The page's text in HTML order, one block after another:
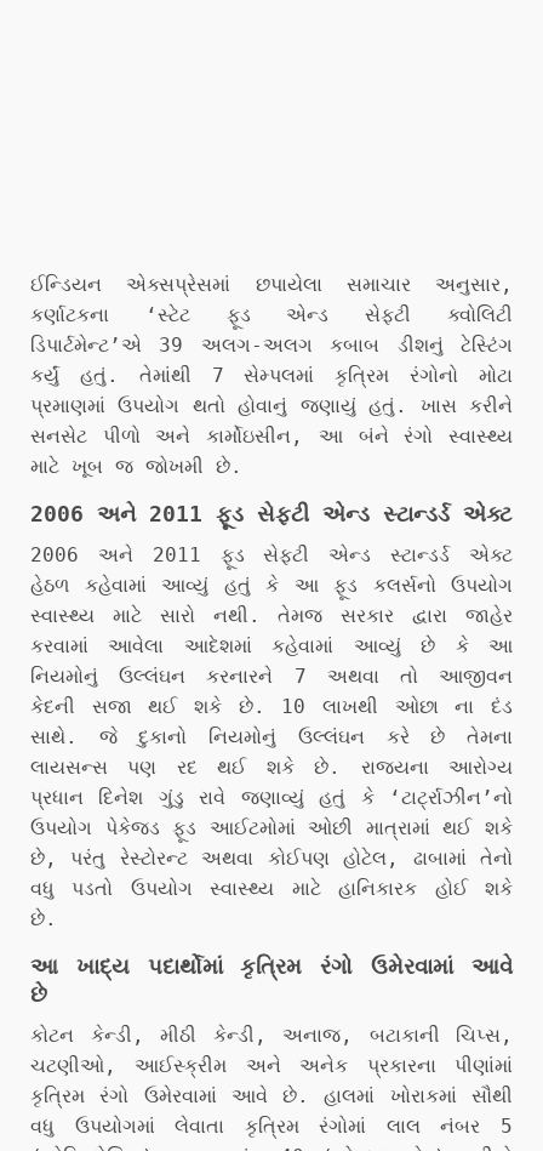
ઈન્ડિયન એક્સપ્રેસમાં છપાયેલા સમાચાર અનુસાર,
કર્ણાટકના ‘સ્ટેટ ફૂડ એન્ડ સેફ્ટી ક્વોલિટી
ડિપાર્ટમેન્ટ’એ 39 અલગ-અલગ કબાબ ડીશનું ટેસ્ટિંગ
કર્યું હતું. તેમાંથી 7 સેમ્પલમાં કૃત્રિમ રંગોનો મોટા
પ્રમાણમાં ઉપયોગ થતો હોવાનું જણાયું હતું. ખાસ કરીને
સનસેટ પીળો અને કાર્મોઇસીન, આ બંને રંગો સ્વાસ્થ્ય
માટે ખૂબ જ જોખમી છે.
2006 અને 2011 ફૂડ સેફ્ટી એન્ડ સ્ટાન્ડર્ડ એક્ટ
2006 અને 2011 ફૂડ સેફ્ટી એન્ડ સ્ટાન્ડર્ડ એક્ટ
હેઠળ કહેવામાં આવ્યું હતું કે આ ફૂડ કલર્સનો ઉપયોગ
સ્વાસ્થ્ય માટે સારો નથી. તેમજ સરકાર દ્વારા જાહેર
કરવામાં આવેલા આદેશમાં કહેવામાં આવ્યું છે કે આ
નિયમોનું ઉલ્લંઘન કરનારને 7 અથવા તો આજીવન
કેદની સજા થઈ શકે છે. 10 લાખથી ઓછા ના દંડ
સાથે. જે દુકાનો નિયમોનું ઉલ્લંઘન કરે છે તેમના
લાયસન્સ પણ રદ થઈ શકે છે. રાજ્યના આરોગ્ય
પ્રધાન દિનેશ ગુંડુ રાવે જણાવ્યું હતું કે ‘ટાર્ટ્રાઝીન’નો
ઉપયોગ પેકેજ્ડ ફૂડ આઈટમોમાં ઓછી માત્રામાં થઈ શકે
છે, પરંતુ રેસ્ટોરન્ટ અથવા કોઈપણ હોટેલ, ઢાબામાં તેનો
વધુ પડતો ઉપયોગ સ્વાસ્થ્ય માટે હાનિકારક હોઈ શકે
છે.
આ ખાદ્ય પદાર્થોમાં કૃત્રિમ રંગો ઉમેરવામાં આવે
છે
કોટન કેન્ડી, મીઠી કેન્ડી, અનાજ, બટાકાની ચિપ્સ,
ચટણીઓ, આઈસ્ક્રીમ અને અનેક પ્રકારના પીણાંમાં
કૃત્રિમ રંગો ઉમેરવામાં આવે છે. હાલમાં ખોરાકમાં સૌથી
વધુ ઉપયોગમાં લેવાતા કૃત્રિમ રંગોમાં લાલ નંબર 5